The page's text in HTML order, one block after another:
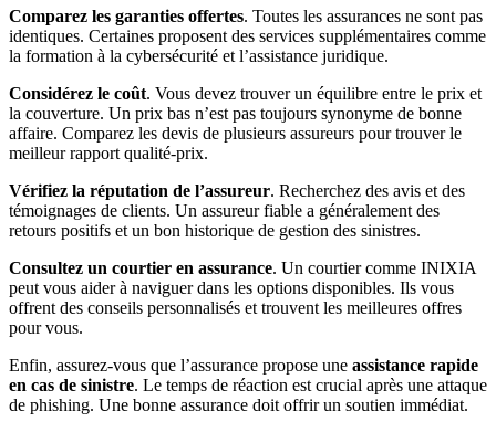
Comparez les garanties offertes. Toutes les assurances ne sont pas
identiques. Certaines proposent des services supplémentaires comme
la formation à la cybersécurité et l’assistance juridique.
Considérez le coût. Vous devez trouver un équilibre entre le prix et
la couverture. Un prix bas n’est pas toujours synonyme de bonne
affaire. Comparez les devis de plusieurs assureurs pour trouver le
meilleur rapport qualité-prix.
Vérifiez la réputation de l’assureur. Recherchez des avis et des
témoignages de clients. Un assureur fiable a généralement des
retours positifs et un bon historique de gestion des sinistres.
Consultez un courtier en assurance. Un courtier comme INIXIA
peut vous aider à naviguer dans les options disponibles. Ils vous
offrent des conseils personnalisés et trouvent les meilleures offres
pour vous.
Enfin, assurez-vous que l’assurance propose une assistance rapide
en cas de sinistre. Le temps de réaction est crucial après une attaque
de phishing. Une bonne assurance doit offrir un soutien immédiat.